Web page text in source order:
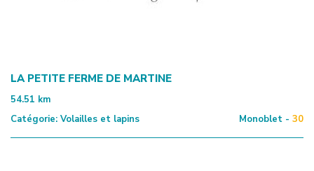
LA PETITE FERME DE MARTINE
54.51 km
Catégorie: Volailles et lapins Monoblet - 30